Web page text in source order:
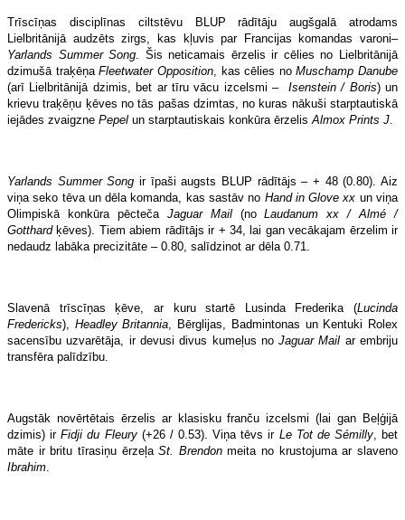
Trīscīņas disciplīnas ciltstēvu BLUP rādītāju augšgalā atrodams
Lielbritānijā audzēts zirgs, kas kļuvis par Francijas komandas varoni–
Yarlands Summer Song . Šis neticamais ērzelis ir cēlies no Lielbritānijā
dzimušā traķēņaFleetwater Opposition, kas cēlies noMuschamp Danube
(arī Lielbritānijā dzimis, bet ar tīru vācu izcelsmi – Isenstein / Boris) un
krievu traķēņu ķēves no tās pašas dzimtas, no kuras nākuši starptautiskā
iejādes zvaigzne Pepel un starptautiskais konkūra ērzelis Almox Prints J
Yarlands Summer Song ir īpaši augsts BLUP rādītājs – + 48 (0.80). Aiz
viņa seko tēva un dēla komanda, kas sastāv no Hand in Glove xx un viņa
Olimpiskā konkūra pēcteča Jaguar Mail(noLaudanum xx / Almé /
Gotthardķēves). Tiem abiem rādītājs ir + 34, lai gan vecākajam ērzelim ir
nedaudz labāka precizitāte – 0.80, salīdzinot ar dēla 0.71.
Slavenā trīscīņas ķēve, ar kuru startē Lusinda Frederika (Lucinda
Fredericks), Headley Britannia , Bērglijas, Badmintonas un Kentuki Rolex
sacensību uzvarētāja, ir devusi divus kumeļus noJaguar Mail ar embriju
transfēra palīdzību.
Augstāk novērtētais ērzelis ar klasisku franču izcelsmi (lai gan Beļģijā
dzimis) irFidji du Fleury(+26 / 0.53). Viņa tēvs ir Le Tot de Sémilly, bet
māte ir britu tīrasiņu ērzeļaSt. Brendonmeita no krustojuma ar slaveno
Ibrahim